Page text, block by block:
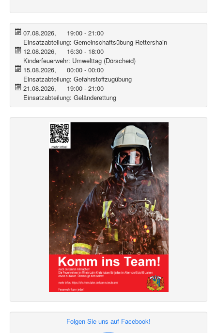
07.08.2026, 19:00- 21:00
Einsatzabteilung:Gemeinschaftsübung Rettershain
12.08.2026, 16:30- 18:00
Kinderfeuerwehr: Umwelttag (Dörscheid)
15.08.2026, 00:00- 00:00
Einsatzabteilung:Gefahrstoffzugübung
21.08.2026, 19:00- 21:00
Einsatzabteilung:Geländerettung
Folgen Sie uns auf Facebook!